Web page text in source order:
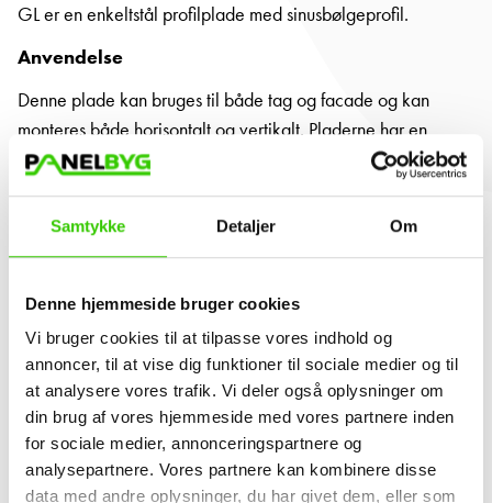
Samtykke Detaljer Om
Denne hjemmeside bruger cookies
Vi bruger cookies til at tilpasse vores indhold og
annoncer, til at vise dig funktioner til sociale medier og til
at analysere vores trafik. Vi deler også oplysninger om
din brug af vores hjemmeside med vores partnere inden
for sociale medier, annonceringspartnere og
analysepartnere. Vores partnere kan kombinere disse
data med andre oplysninger, du har givet dem, eller som
GL er en enkeltstål profilplade med sinusbølgeprofil.
Anvendelse
Denne plade kan bruges til både tag og facade og kan
monteres både horisontalt og vertikalt. Pladerne har en
maksimal længde på 14 meter og en arbejdsbredde på 988
mm.
Design og Fordele
er denne bølgeplade en smule mere subtil end den 'standard
bølgeplade' FALK 1000/40 GL.
Anti-kondens Filt
Ligesom alle andre profilplader kan FALK 988/18 GL også
leveres med anti-kondens filt. Dette filt har en vandafvisende
effekt og leder kondensvand ned via taget.